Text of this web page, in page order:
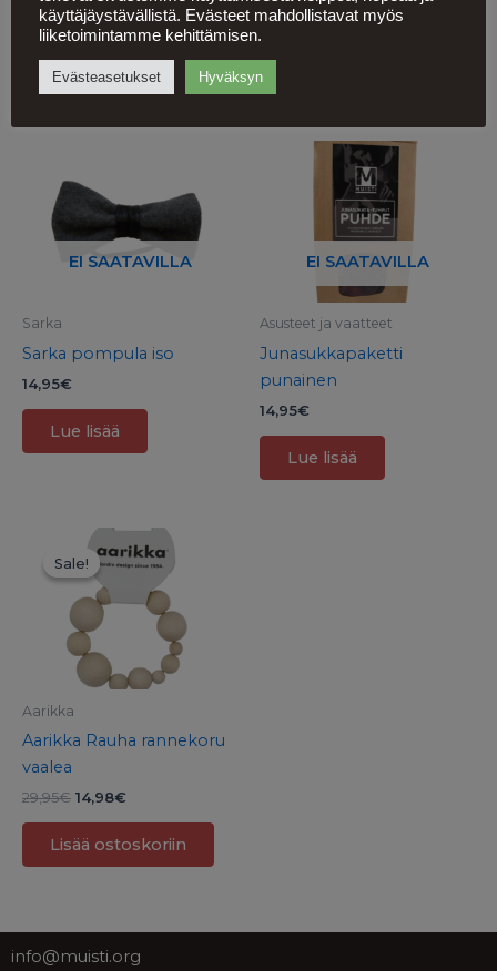
Lisää ostoskoriin
EI SAATAVILLA
Sarka
Sarka pompula iso
14,95€
Lue lisää
EI SAATAVILLA
Asusteet ja vaatteet
Junasukkapaketti
punainen
14,95€
Lue lisää
Sale!
Sale!
Aarikka
Aarikka Rauha rannekoru
vaalea
29,95€
Alkuperäinen
hinta
oli:
29,95€.
14,98€
Nykyinen
hinta
on:
14,98€.
Lisää ostoskoriin
info@muisti.org
käyttäjäystävällistä. Evästeet mahdollistavat myös
liiketoimintamme kehittämisen.
Evästeasetukset Hyväksyn